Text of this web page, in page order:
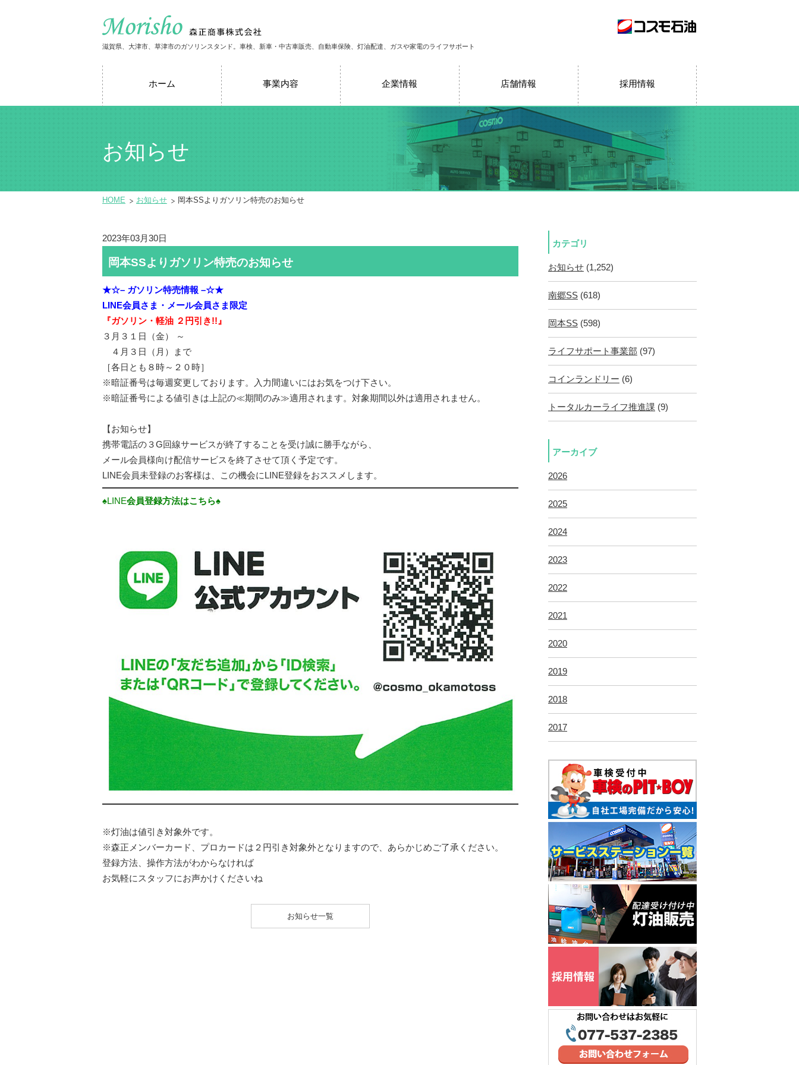
滋賀県、大津市、草津市のガソリンスタンド。車検、新車・中古車販売、自動車保険、灯油配達、ガスや家電のライフサポート
ホーム 事業内容 企業情報 店舗情報 採用情報
お知らせ
HOME お知らせ 岡本SSよりガソリン特売のお知らせ
2023年03月30日
岡本SSよりガソリン特売のお知らせ
★☆– ガソリン特売情報 –☆★
LINE会員さま・ メール会員さま限定
『ガソリン・軽油 ２円引き!!』
３月３１日（金） ～
４月３日（月）まで
［各日とも８時～２０時］
※暗証番号は毎週変更しております。入力間違いにはお気をつけ下さい。
※暗証番号による値引きは上記の≪期間のみ≫適用されます。対象期間以外は適用されません。
【お知らせ】
携帯電話の３G回線サービスが終了することを受け誠に勝手ながら、
メール会員様向け配信サービスを終了させて頂く予定です。
LINE会員未登録のお客様は、この機会にLINE登録をおススメします。
♠LINE会員登録方法はこちら♠
※灯油は値引き対象外です。
※森正メンバーカード、プロカードは２円引き対象外となりますので、あらかじめご了承ください。
登録方法、操作方法がわからなければ
お気軽にスタッフにお声かけくださいね
お知らせ一覧
カテゴリ
お知らせ (1,252)
南郷SS (618)
岡本SS (598)
ライフサポート事業部 (97)
コインランドリー (6)
トータルカーライフ推進課 (9)
アーカイブ
2026
2025
2024
2023
2022
2021
2020
2019
2018
2017